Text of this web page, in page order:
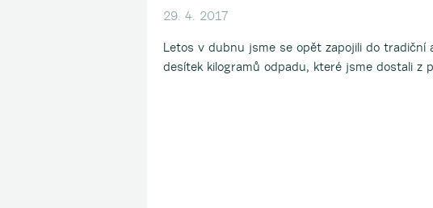
29. 4. 2017
Letos v dubnu jsme se opět zapojili do tradiční
desítek kilogramů odpadu, které jsme dostali z